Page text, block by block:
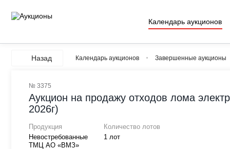
Календарь аукционов
Назад Календарь аукционов Завершенные аукционы
№ 3375
Аукцион на продажу отходов лома
2026г)
Продукция
Невостребованные
ТМЦ АО «ВМЗ»
Количество лотов
1 лот